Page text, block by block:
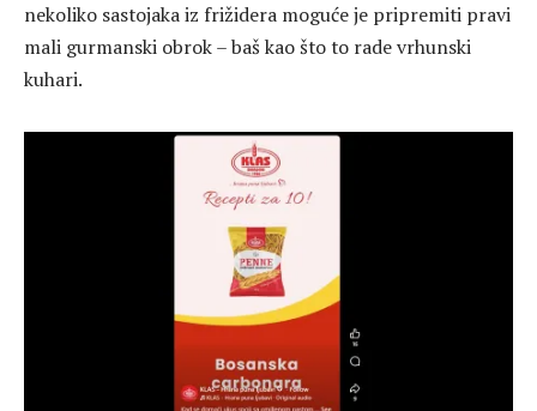
nekoliko sastojaka iz frižidera moguće je pripremiti pravi
mali gurmanski obrok – baš kao što to rade vrhunski
kuhari.